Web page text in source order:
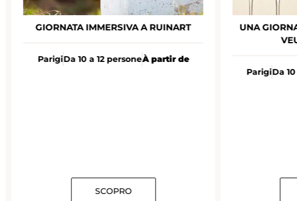
GIORNATA IMMERSIVA A RUINART
ParigiDa 10 a 12 personeÀ partir de
SCOPRO
UNA
ParigiDa